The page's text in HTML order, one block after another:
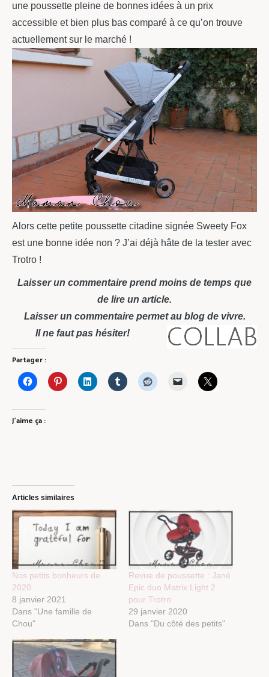
une poussette pleine de bonnes idées à un prix
accessible et bien plus bas comparé à ce qu’on trouve
actuellement sur le marché !
Alors cette petite poussette citadine signée Sweety Fox
est une bonne idée non ? J’ai déjà hâte de la tester avec
Trotro !
Laisser un commentaire prend moins de temps que
de lire un article.
Laisser un commentaire permet au blog de vivre.
Il ne faut pas hésiter!
Partager :
J’aime ça :
Articles similaires
Nos petits bonheurs de
2020
8 janvier 2021
Dans "Une famille de
Chou"
Revue de poussette : Jané
Epic duo Matrix Light 2
pour Trotro
29 janvier 2020
Dans "Du côté des petits"